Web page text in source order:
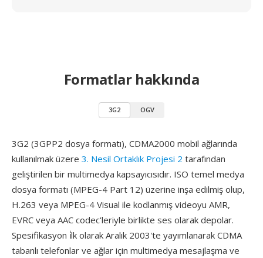
Formatlar hakkında
3G2 OGV
3G2 (3GPP2 dosya formatı), CDMA2000 mobil ağlarında
kullanılmak üzere 3. Nesil Ortaklık Projesi 2 tarafından
geliştirilen bir multimedya kapsayıcısıdır. ISO temel medya
dosya formatı (MPEG-4 Part 12) üzerine inşa edilmiş olup,
H.263 veya MPEG-4 Visual ile kodlanmış videoyu AMR,
EVRC veya AAC codec'leriyle birlikte ses olarak depolar.
Spesifikasyon i̇lk olarak Aralık 2003'te yayımlanarak CDMA
tabanlı telefonlar ve ağlar için multimedya mesajlaşma ve